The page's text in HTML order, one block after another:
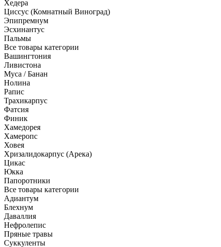
Хедера
Циссус (Комнатный Виноград)
Эпипремнум
Эсхинантус
Пальмы
Все товары категории
Вашингтония
Ливистона
Муса / Банан
Нолина
Рапис
Трахикарпус
Фатсия
Финик
Хамедорея
Хамеропс
Ховея
Хризалидокарпус (Арека)
Цикас
Юкка
Папоротники
Все товары категории
Адиантум
Блехнум
Даваллия
Нефролепис
Пряные травы
Суккуленты